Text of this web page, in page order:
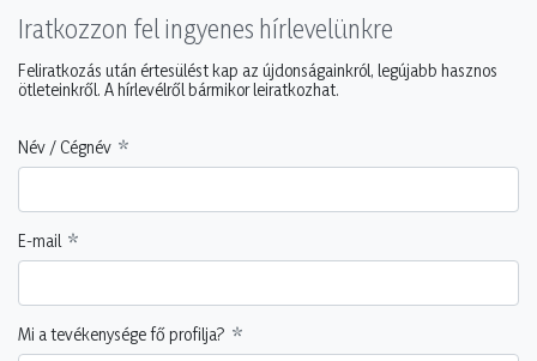
Iratkozzon fel ingyenes hírlevelünkre
Feliratkozás után értesülést kap az újdonságainkról, legújabb hasznos
ötleteinkről. A hírlevélről bármikor leiratkozhat.
Név / Cégnév
E-mail
Mi a tevékenysége fő profilja?